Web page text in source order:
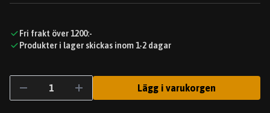
Fri frakt över 1200:-
Produkter i lager skickas inom 1-2 dagar
Lägg i varukorgen